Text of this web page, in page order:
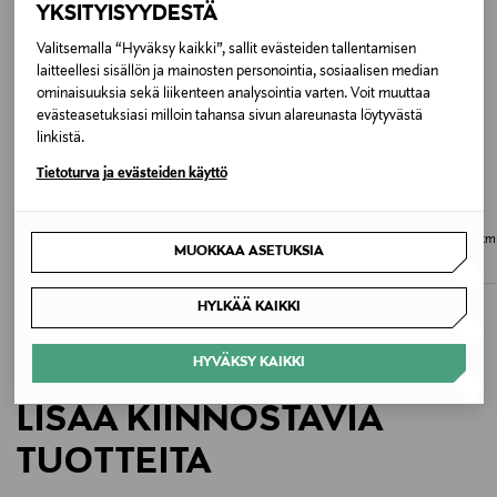
YKSITYISYYDESTÄ
Valitsemalla “Hyväksy kaikki”, sallit evästeiden tallentamisen
laitteellesi sisällön ja mainosten personointia, sosiaalisen median
ominaisuuksia sekä liikenteen analysointia varten. Voit muuttaa
evästeasetuksiasi milloin tahansa sivun alareunasta löytyvästä
linkistä.
Tietoturva ja evästeiden käyttö
MUOKKAA ASETUKSIA
HYLKÄÄ KAIKKI
HYVÄKSY KAIKKI
Nahka on herkkä materiaali, joten vältä sen
kosketusta kosteuteen ja suoralta auringonvalolta.
Puhdista säännöllisesti pehmeällä, kuivalla liinalla.
Tuotteen kastuessa, anna sen kuivua luonnollisesti
poissa lämmönlähteistä.
Valmistusmaa
Kiina
Le Roseau -nahkalompakko 11 x 9 cm
LISÄÄ KIINNOSTAVIA
TUOTTEITA